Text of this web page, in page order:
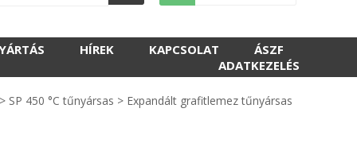
HÍREK KAPCSOLAT
ÁSZF
ADATKEZELÉS
SP 450 °C tűnyársas > Expandált grafitlemez tűnyársas